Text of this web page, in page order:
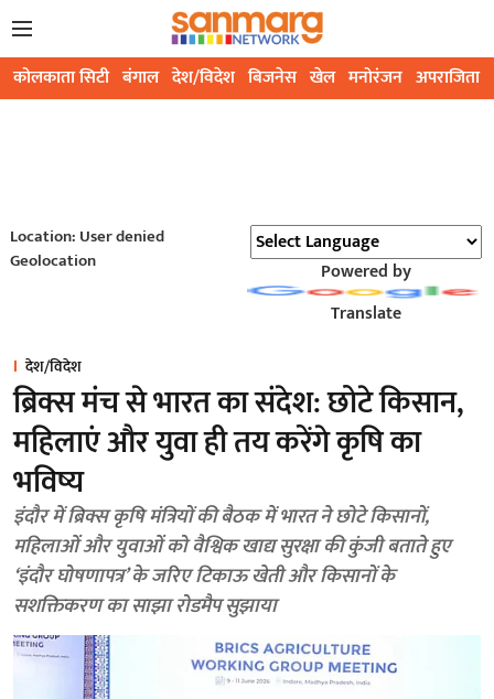
कोलकाता सिटी बंगाल देश/विदेश बिजनेस खेल मनोरंजन अपराजिता
Location: User denied
Geolocation
Powered by
Translate
देश/विदेश
ब्रिक्स मंच से भारत का संदेश: छोटे किसान,
महिलाएं और युवा ही तय करेंगे कृषि का
भविष्य
इंदौर में ब्रिक्स कृषि मंत्रियों की बैठक में भारत ने छोटे किसानों,
महिलाओं और युवाओं को वैश्विक खाद्य सुरक्षा की कुंजी बताते हुए
‘इंदौर घोषणापत्र’ के जरिए टिकाऊ खेती और किसानों के
सशक्तिकरण का साझा रोडमैप सुझाया